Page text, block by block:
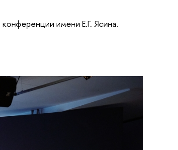
имени Е.Г. Ясина.